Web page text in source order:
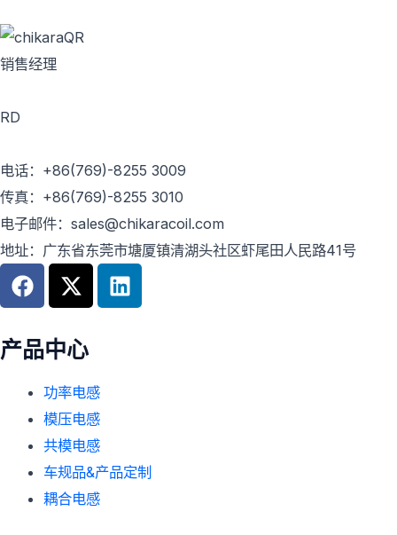
销售经理
RD
电话：+86(769)-8255 3009
传真：+86(769)-8255 3010
电子邮件：sales@chikaracoil.com
地址：广东省东莞市塘厦镇清湖头社区虾尾田人民路41号
F
a
e
b
o
k
X
-
w
i
t
t
e
r
L
i
产品中心
功率电感
模压电感
共模电感
车规品&产品定制
耦合电感